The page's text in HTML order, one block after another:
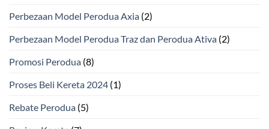
Perbezaan Model Perodua Axia (2)
Perbezaan Model Perodua Traz dan Perodua Ativa (2)
Promosi Perodua (8)
Proses Beli Kereta 2024 (1)
Rebate Perodua (5)